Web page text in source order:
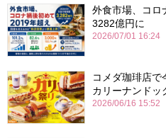
外食市場、コ
3282億円に
2026/07/01 16:24
コメダ珈琲店
カリーナンドッ
2026/06/16 15:52